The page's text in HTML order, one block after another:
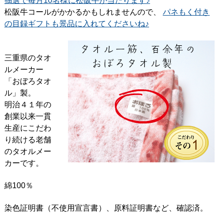
松阪牛コールがかかるかもしれませんので、 パネもく付き
の目録ギフトも景品に入れてくださいね♪
三重県のタオ
ルメーカー
「おぼろタオ
ル」製。
明治４１年の
創業以来一貫
生産にこだわ
り続ける老舗
のタオルメー
カーです。
綿100％
染色証明書（不使用宣言書）、原料証明書など、確認済。